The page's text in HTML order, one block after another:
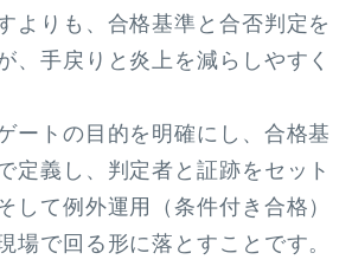
よりも、合格基準と合否判定を
、手戻りと炎上を減らしやすく
ートの目的を明確にし、合格基
定義し、判定者と証跡をセット
して例外運用（条件付き合格）
場で回る形に落とすことです。